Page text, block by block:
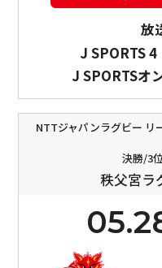
放
J SPORTS 4
J SPORTSオ
NTTジャパンラグビー リ
決勝/3
秩父宮ラ